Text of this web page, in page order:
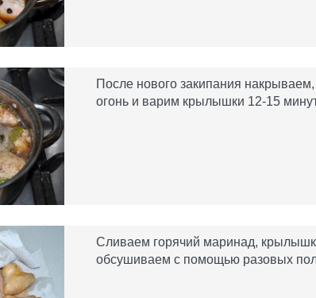
После нового закипания
огонь и варим крылышки 12-15
Сливаем горячий маринад,
обсушиваем с помощью разовых